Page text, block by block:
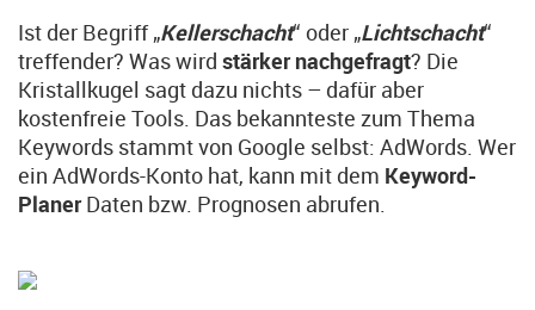
Ist der Begriff „Kellerschacht“ oder „Lichtschacht“
treffender? Was wird stärker nachgefragt? Die
Kristallkugel sagt dazu nichts – dafür aber
kostenfreie Tools. Das bekannteste zum Thema
Keywords stammt von Google selbst: AdWords. Wer
ein AdWords-Konto hat, kann mit dem Keyword-
PlanerDaten bzw. Prognosen abrufen.